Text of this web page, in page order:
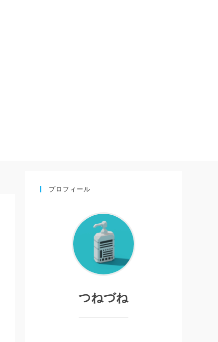
プロフィール
つねづね